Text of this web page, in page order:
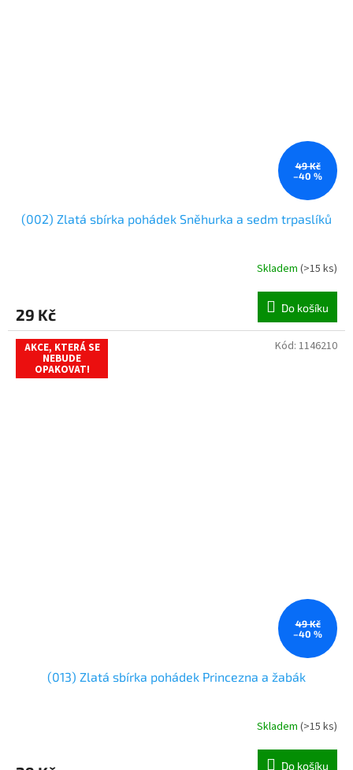
49 Kč
–40 %
(002) Zlatá sbírka pohádek Sněhurka a sedm trpaslíků
Skladem (>15 ks)
29 Kč Do košíku
AKCE, KTERÁ SE
NEBUDE
OPAKOVAT!
49 Kč
–40 %
(013) Zlatá sbírka pohádek Princezna a žabák
Skladem (>15 ks)
Do košíku
Kód: 1146210